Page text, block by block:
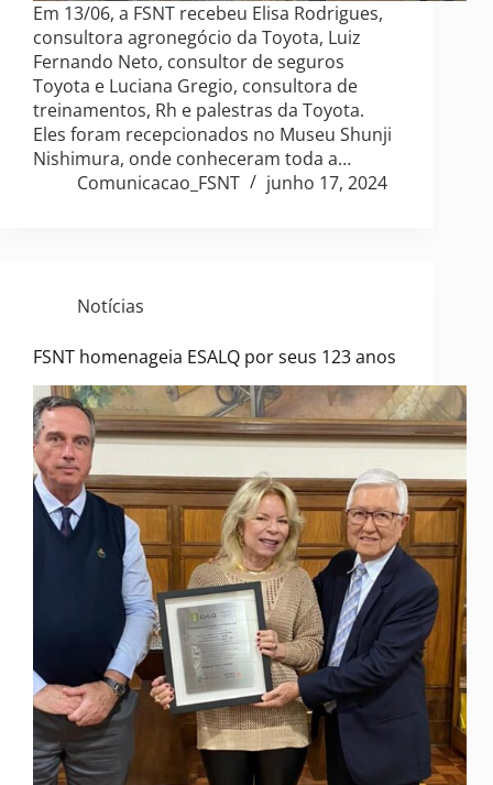
Em 13/06, a FSNT recebeu Elisa Rodrigues,
consultora agronegócio da Toyota, Luiz
Fernando Neto, consultor de seguros
Toyota e Luciana Gregio, consultora de
treinamentos, Rh e palestras da Toyota.
Eles foram recepcionados no Museu Shunji
Nishimura, onde conheceram toda a…
Comunicacao_FSNT
junho 17, 2024
Notícias
FSNT homenageia ESALQ por seus 123 anos